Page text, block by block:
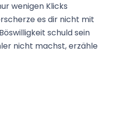
wenigen Klicks
es dir nicht mit
schuld sein
nicht machst, erzähle